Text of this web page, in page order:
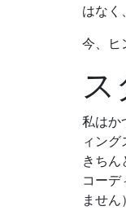
はなく
今、ヒ
ス
私はか
ィン
きちん
コーデ
ませ